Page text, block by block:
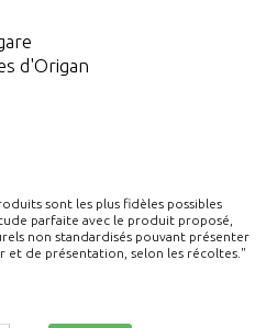
d'Origan
sont les plus fidèles possibles
parfaite avec le produit proposé,
non standardisés pouvant présenter
et de présentation, selon les récoltes."